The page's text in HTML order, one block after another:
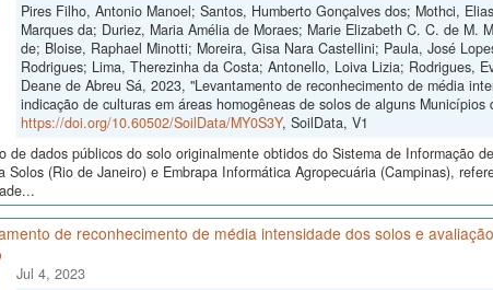
Pires Filho, Antonio Manoel; Santos, Humberto Gonçalves dos; Mothci,
Marques da; Duriez, Maria Amélia de Moraes; Marie Elizabeth C. C. de M.
de; Bloise, Raphael Minotti; Moreira, Gisa Nara Castellini; Paula, José
Rodrigues; Lima, Therezinha da Costa; Antonello, Loiva Lizia; Rodrigues,
Deane de Abreu Sá, 2023, "Levantamento de reconhecimento de média
indicação de culturas em áreas homogêneas de solos de alguns
https://doi.org/10.60502/SoilData/MY0S3Y, SoilData, V1
de dados públicos do solo originalmente obtidos do Sistema de Informação
Solos (Rio de Janeiro) e Embrapa Informática Agropecuária (Campinas),
de reconhecimento de média intensidade dos solos e
Jul 4, 2023